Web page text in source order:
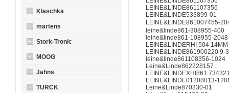
Klaschka
martens
Stork-Tronic
MOOG
Jahns
TURCK
LEINE&LINDE861107356
LEINE&LINDE533899-01
LEINE&LINDE861007455-
leine&linde861-308955-400
leine&linde861-108955-2048
LEINE&LINDERHI 504
LEINE&LINDE861900220 9-
leine&linde861108356-1024
Leine&Linde862228157
LEINE&LINDEXHI861
LEINE&LINDE01208013-
Leine&Linde870330-01